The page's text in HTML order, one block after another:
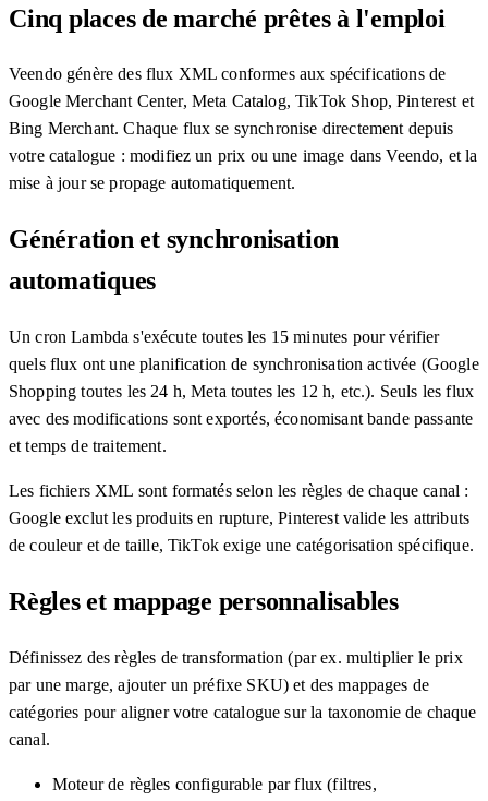
Cinq places de marché prêtes à l'emploi
Veendo génère des flux XML conformes aux spécifications de
Google Merchant Center, Meta Catalog, TikTok Shop, Pinterest et
Bing Merchant. Chaque flux se synchronise directement depuis
votre catalogue : modifiez un prix ou une image dans Veendo, et la
mise à jour se propage automatiquement.
Génération et synchronisation
automatiques
Un cron Lambda s'exécute toutes les 15 minutes pour vérifier
quels flux ont une planification de synchronisation activée (Google
Shopping toutes les 24 h, Meta toutes les 12 h, etc.). Seuls les flux
avec des modifications sont exportés, économisant bande passante
et temps de traitement.
Les fichiers XML sont formatés selon les règles de chaque canal :
Google exclut les produits en rupture, Pinterest valide les attributs
de couleur et de taille, TikTok exige une catégorisation spécifique.
Règles et mappage personnalisables
Définissez des règles de transformation (par ex. multiplier le prix
par une marge, ajouter un préfixe SKU) et des mappages de
catégories pour aligner votre catalogue sur la taxonomie de chaque
canal.
Moteur de règles configurable par flux (filtres,